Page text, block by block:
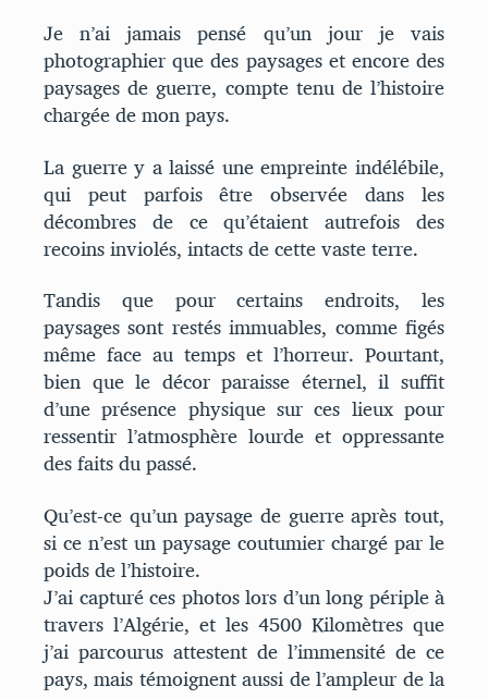
Je n’ai jamais pensé qu’un jour je vais
photographier que des paysages et encore des
paysages de guerre, compte tenu de l’histoire
chargée de mon pays.
La guerre y a laissé une empreinte indélébile,
qui peut parfois être observée dans les
décombres de ce qu’étaient autrefois des
recoins inviolés, intacts de cette vaste terre.
Tandis que pour certains endroits, les
paysages sont restés immuables, comme figés
même face au temps et l’horreur. Pourtant,
bien que le décor paraisse éternel, il suffit
d’une présence physique sur ces lieux pour
ressentir l’atmosphère lourde et oppressante
des faits du passé.
Qu’est-ce qu’un paysage de guerre après tout,
si ce n’est un paysage coutumier chargé par le
poids de l’histoire.
J’ai capturé ces photos lors d’un long périple à
travers l’Algérie, et les 4500 Kilomètres que
j’ai parcourus attestent de l’immensité de ce
pays, mais témoignent aussi de l’ampleur de la